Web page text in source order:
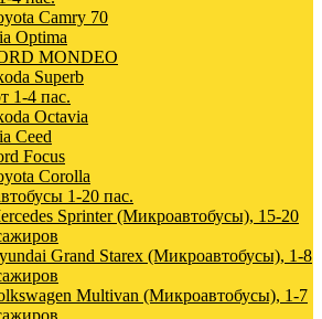
Camry 70
Optima
MONDEO
Superb
1-4 пас.
Octavia
Ceed
Focus
Corolla
1-20 пас.
Sprinter (Микроавтобусы), 15-20
Grand Starex (Микроавтобусы), 1-8
Multivan (Микроавтобусы), 1-7